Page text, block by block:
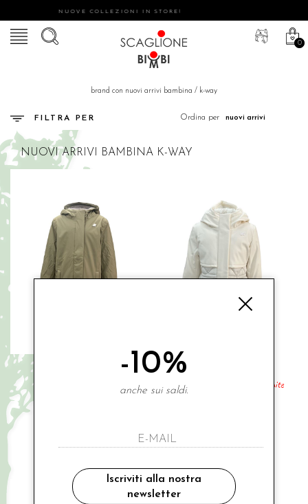
NUOVE COLLEZIONI IN STORE!
0
brand con nuovi arrivi bambina / k-way
FILTRA PER Ordina per
NUOVI ARRIVI BAMBINA K-WAY
p. marlesse hybrid warm shell white
-10%
anche sui saldi.
Iscriviti alla nostra
newsletter